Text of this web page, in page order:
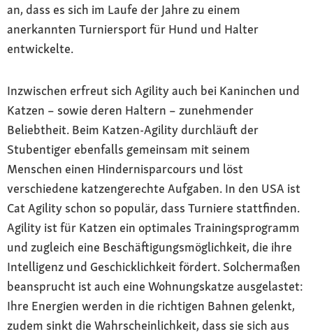
an, dass es sich im Laufe der Jahre zu einem
anerkannten Turniersport für Hund und Halter
entwickelte.
Inzwischen erfreut sich Agility auch bei Kaninchen und
Katzen – sowie deren Haltern – zunehmender
Beliebtheit. Beim Katzen-Agility durchläuft der
Stubentiger ebenfalls gemeinsam mit seinem
Menschen einen Hindernisparcours und löst
verschiedene katzengerechte Aufgaben. In den USA ist
Cat Agility schon so populär, dass Turniere stattfinden.
Agility ist für Katzen ein optimales Trainingsprogramm
und zugleich eine Beschäftigungsmöglichkeit, die ihre
Intelligenz und Geschicklichkeit fördert. Solchermaßen
beansprucht ist auch eine Wohnungskatze ausgelastet:
Ihre Energien werden in die richtigen Bahnen gelenkt,
zudem sinkt die Wahrscheinlichkeit, dass sie sich aus